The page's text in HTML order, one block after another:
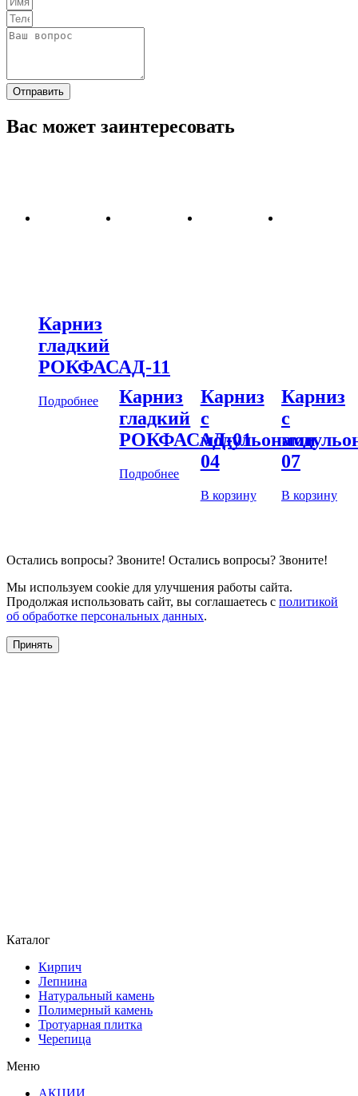
Отправить
Вас может заинтересовать
Карниз
гладкий
РОКФАСАД-11
Подробнее
Карниз
гладкий
РОКФАСАД-01
Подробнее
Карниз
с
модульонами
04
В корзину
Карниз
с
07
В корзину
Остались вопросы? Звоните! Остались вопросы? Звоните!
Мы используем cookie для улучшения работы сайта.
Продолжая использовать сайт, вы соглашаетесь с политикой
об обработке персональных данных.
Принять
Каталог
Кирпич
Лепнина
Натуральный камень
Полимерный камень
Тротуарная плитка
Черепица
Меню